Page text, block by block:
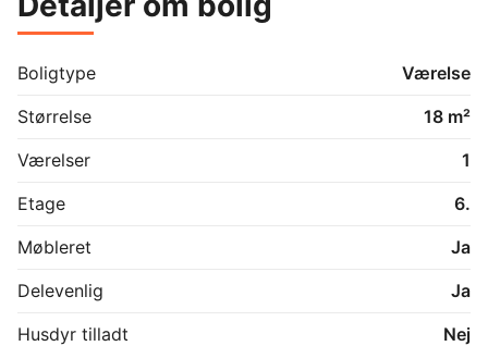
Boligtype
Værelse
Størrelse
18 m²
Værelser
1
Etage
6.
Møbleret
Ja
Delevenlig
Ja
Husdyr tilladt
Nej